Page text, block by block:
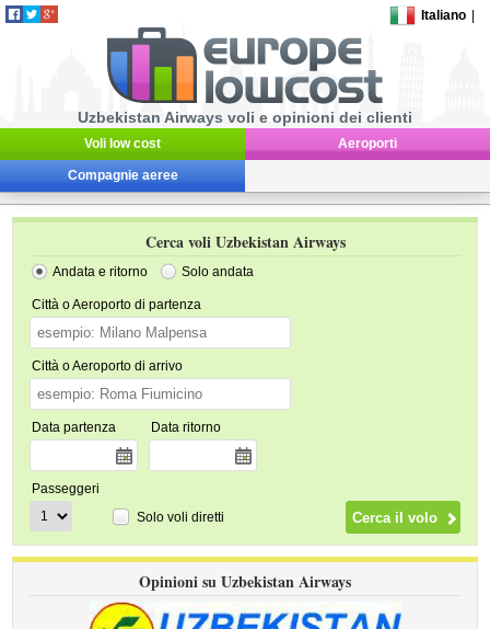
Italiano
Uzbekistan Airways voli e opinioni dei clienti
Voli low cost Aeroporti
Compagnie aeree
Cerca voli Uzbekistan Airways
Andata e ritorno Solo andata
Città o Aeroporto di partenza
Città o Aeroporto di arrivo
Data partenza Data ritorno
Passeggeri
Solo voli diretti
Opinioni su Uzbekistan Airways